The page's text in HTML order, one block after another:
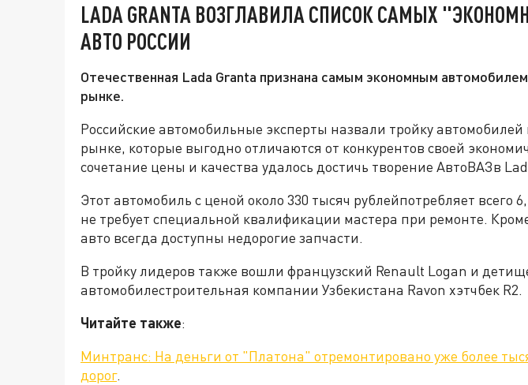
LADA GRANTA ВОЗГЛАВИЛА СПИСОК САМЫХ
АВТО РОССИИ
Отечественная Lada Granta признана самым экономным
рынке.
Российские автомобильные эксперты назвали тройку автомобилей
рынке, которые выгодно отличаются от конкурентов своей
сочетание цены и качества удалось достичь творение АвтоВАЗв
Этот автомобиль с ценой около 330 тысяч рублейпотребляет всего
не требует специальной квалификации мастера при ремонте.
авто всегда доступны недорогие запчасти.
В тройку лидеров также вошли французский Renault Logan и
автомобилестроительная компании Узбекистана Ravon хэтчбек R2.
Читайте также:
Минтранс: На деньги от "Платона" отремонтировано уже более
дорог.